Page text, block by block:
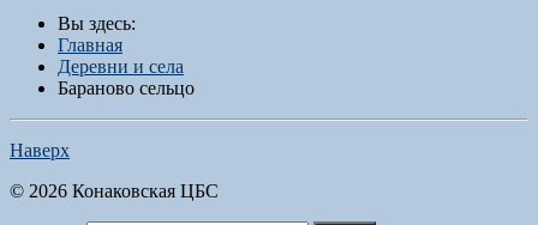
Вы здесь:
Главная
Деревни и села
Бараново сельцо
Наверх
© 2026 Конаковская ЦБС